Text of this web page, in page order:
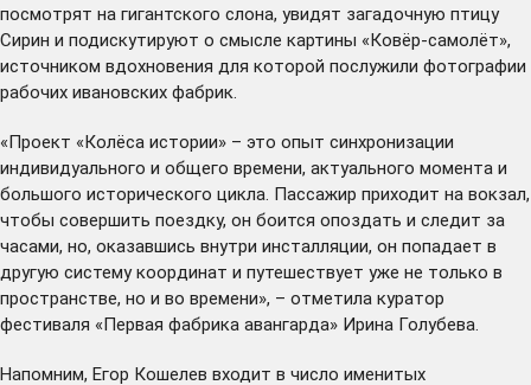
посмотрят на гигантского слона, увидят загадочную птицу
Сирин и подискутируют о смысле картины «Ковёр-самолёт»,
источником вдохновения для которой послужили фотографии
рабочих ивановских фабрик.
«Проект «Колёса истории» – это опыт синхронизации
индивидуального и общего времени, актуального момента и
большого исторического цикла. Пассажир приходит на вокзал,
чтобы совершить поездку, он боится опоздать и следит за
часами, но, оказавшись внутри инсталляции, он попадает в
другую систему координат и путешествует уже не только в
пространстве, но и во времени», – отметила куратор
фестиваля «Первая фабрика авангарда» Ирина Голубева.
Напомним, Егор Кошелев входит в число именитых